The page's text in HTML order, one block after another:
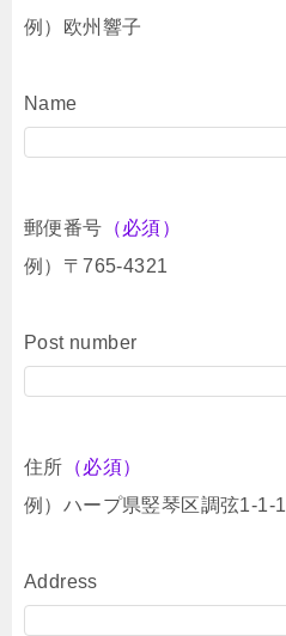
例）欧州響子
Name
郵便番号 （必須）
例）〒765-4321
Post number
住所 （必須）
例）ハープ県竪琴区調弦1-1-1
Address